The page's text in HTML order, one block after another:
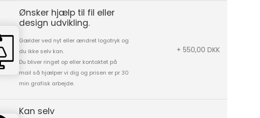
Ønsker hjælp til fil eller
design udvikling.
Gælder ved nyt eller ændret logotryk og
du ikke selv kan.
Du bliver ringet op eller kontaktet på
mail så hjælper vi dig og prisen er pr 30
min grafisk arbejde.
+ 550,00 DKK
Kan selv